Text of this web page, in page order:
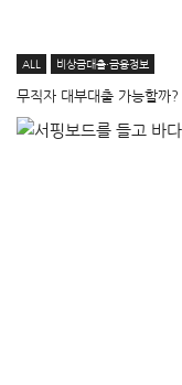
ALL 비상금대출·금융정보
무직자 대부대출 가능할까